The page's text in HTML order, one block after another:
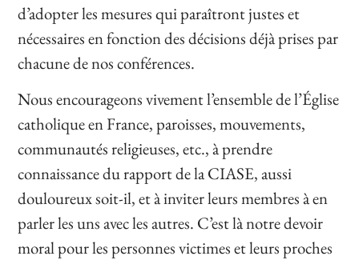
d’adopter les mesures qui paraîtront justes et
nécessaires en fonction des décisions déjà prises par
chacune de nos conférences.
Nous encourageons vivement l’ensemble de l’Église
catholique en France, paroisses, mouvements,
communautés religieuses, etc., à prendre
connaissance du rapport de la CIASE, aussi
douloureux soit-il, et à inviter leurs membres à en
parler les uns avec les autres. C’est là notre devoir
moral pour les personnes victimes et leurs proches